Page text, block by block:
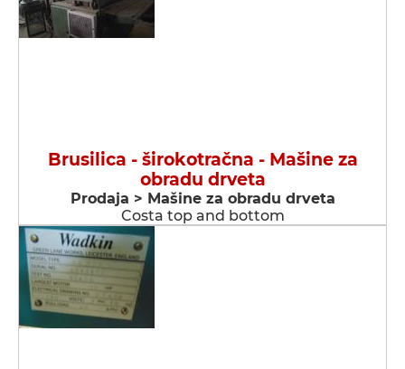
Brusilica - širokotračna - Мašine za
obradu drveta
Prodaja > Мašine za obradu drveta
Costa top and bottom